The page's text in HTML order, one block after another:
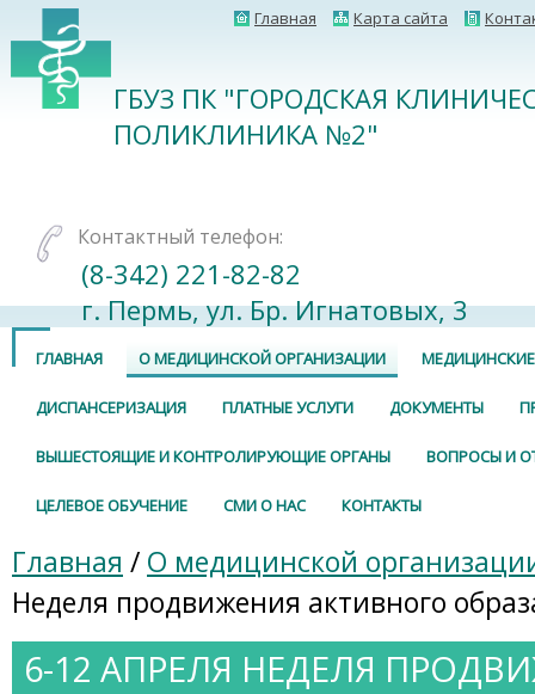
Главная Карта сайта
ГБУЗ ПК "ГОРОДСКАЯ
ПОЛИКЛИНИКА №2"
Контактный телефон:
(8-342) 221-82-82
г. Пермь, ул. Бр. Игнатовых, 3
ГЛАВНАЯ О МЕДИЦИНСКОЙ ОРГАНИЗАЦИИ
ДИСПАНСЕРИЗАЦИЯ ПЛАТНЫЕ УСЛУГИ ДОКУМЕНТЫ
ВЫШЕСТОЯЩИЕ И КОНТРОЛИРУЮЩИЕ ОРГАНЫ ВОПРОСЫ И
ЦЕЛЕВОЕ ОБУЧЕНИЕ СМИ О НАС КОНТАКТЫ
Главная / О медицинской
Неделя продвижения активного
6-12 АПРЕЛЯ НЕДЕЛЯ